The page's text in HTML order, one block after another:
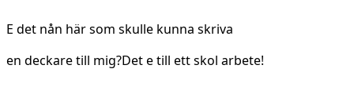
E det nån här som skulle kunna skriva
en deckare till mig?Det e till ett skol arbete!